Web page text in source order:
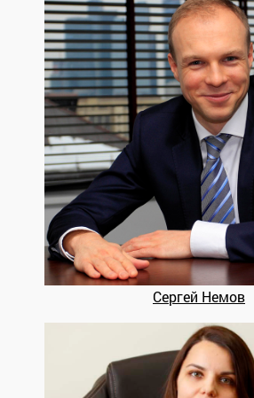
Сергей Немов